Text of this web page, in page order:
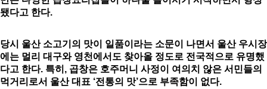
됐다고 한다.
당시 울산 소고기의 맛이 일품이라는 소문이 나면서 울산 우시장
에는 멀리 대구와 영천에서도 찾아올 정도로 전국적으로 유명했
다고 한다. 특히 , 곱창은 호주머니 사정이 여의치 않은 서민들의
먹거리로서 울산 대표 ‘전통의 맛’으로 부족함이 없다.